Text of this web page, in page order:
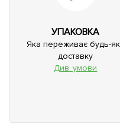
УПАКОВКА
Яка переживає будь-
доставку
Див. умови